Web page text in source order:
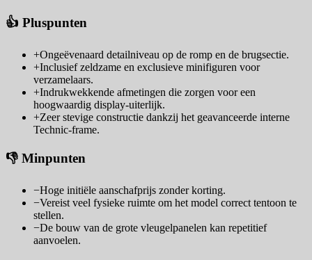
👍 Pluspunten
+Ongeëvenaard detailniveau op de romp en de brugsectie.
+Inclusief zeldzame en exclusieve minifiguren voor
verzamelaars.
+Indrukwekkende afmetingen die zorgen voor een
hoogwaardig display-uiterlijk.
+Zeer stevige constructie dankzij het geavanceerde interne
Technic-frame.
👎 Minpunten
−Hoge initiële aanschafprijs zonder korting.
−Vereist veel fysieke ruimte om het model correct tentoon te
stellen.
−De bouw van de grote vleugelpanelen kan repetitief
aanvoelen.